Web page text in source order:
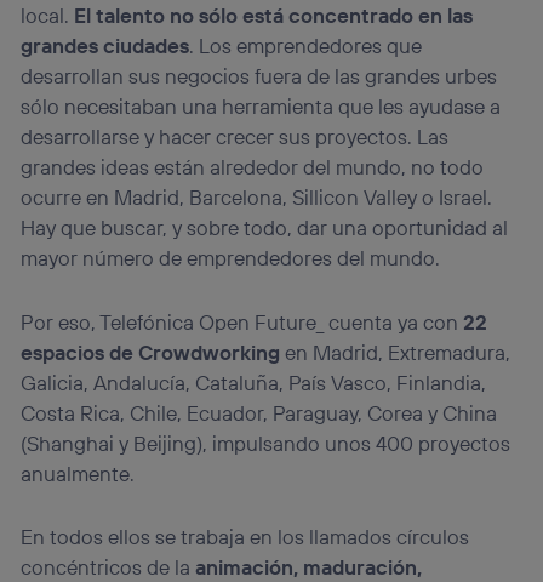
local. El talento no sólo está concentrado en las
grandes ciudades. Los emprendedores que
desarrollan sus negocios fuera de las grandes urbes
sólo necesitaban una herramienta que les ayudase a
desarrollarse y hacer crecer sus proyectos. Las
grandes ideas están alrededor del mundo, no todo
ocurre en Madrid, Barcelona, Sillicon Valley o Israel.
Hay que buscar, y sobre todo, dar una oportunidad al
mayor número de emprendedores del mundo.
Por eso, Telefónica Open Future_ cuenta ya con 22
espacios de Crowdworking en Madrid, Extremadura,
Galicia, Andalucía, Cataluña, País Vasco, Finlandia,
Costa Rica, Chile, Ecuador, Paraguay, Corea y China
(Shanghai y Beijing), impulsando unos 400 proyectos
anualmente.
En todos ellos se trabaja en los llamados círculos
concéntricos de la animación, maduración,